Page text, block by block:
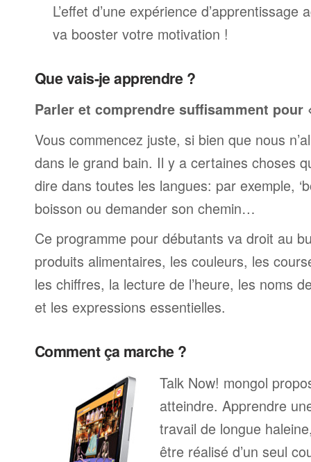
L’effet d’une expérience
va booster votre motivation !
Que vais-je apprendre ?
Parler et comprendre suffisamment pour
Vous commencez juste, si bien que nous
dans le grand bain. Il y a certaines choses
dire dans toutes les langues: par exemple,
boisson ou demander son chemin…
Ce programme pour débutants va droit au
produits alimentaires, les couleurs, les
les chiffres, la lecture de l’heure, les noms
et les expressions essentielles.
Comment ça marche ?
Talk Now! mongol
atteindre. Apprendre
travail de longue
être réalisé d’un seul